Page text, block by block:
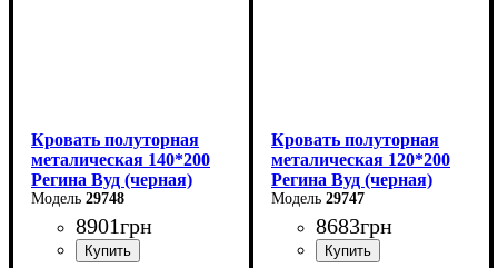
Кровать полуторная
металическая 140*200
Регина Вуд (черная)
29748
8901грн
Кровать полуторная
металическая 120*200
Регина Вуд (черная)
29747
8683грн